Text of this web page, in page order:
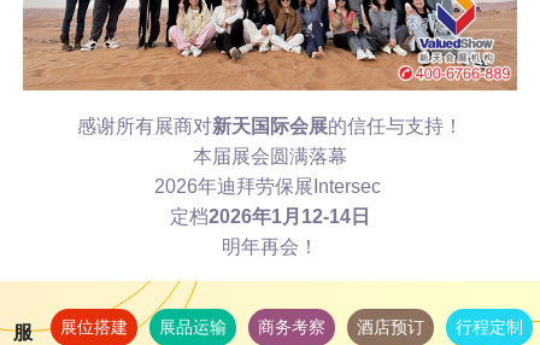
感谢所有展商对新天国际会展的信任与支持！
本届展会圆满落幕
2026年迪拜劳保展Intersec
定档2026年1月12-14日
明年再会！
服
展位搭建 展品运输 商务考察 酒店预订 行程定制